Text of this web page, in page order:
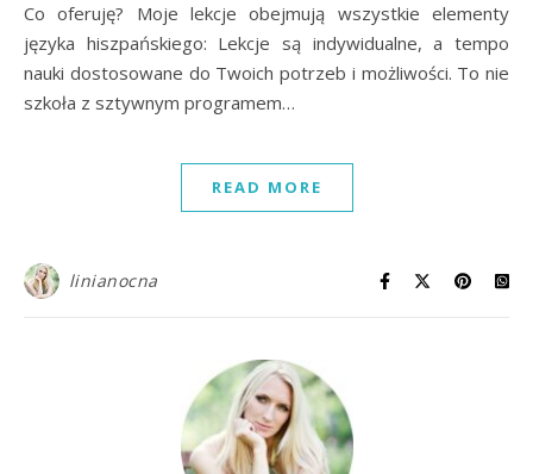
Co oferuję? Moje lekcje obejmują wszystkie elementy
języka hiszpańskiego: Lekcje są indywidualne, a tempo
nauki dostosowane do Twoich potrzeb i możliwości. To nie
szkoła z sztywnym programem…
READ MORE
linianocna